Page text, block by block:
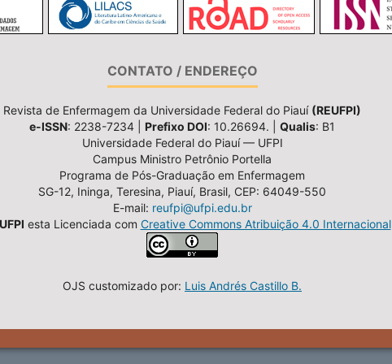
CONTATO / ENDEREÇO
Revista de Enfermagem da Universidade Federal do Piauí (REUFPI)
e-ISSN: 2238-7234 | Prefixo DOI: 10.26694. | Qualis: B1
Universidade Federal do Piauí — UFPI
Campus Ministro Petrônio Portella
Programa de Pós-Graduação em Enfermagem
SG-12, Ininga, Teresina, Piauí, Brasil, CEP: 64049-550
E-mail: reufpi@ufpi.edu.br
esta Licenciada com Creative Commons Atribuição 4.0 Internacional
OJS customizado por: Luis Andrés Castillo B.